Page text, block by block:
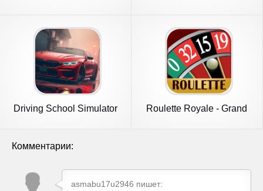
Driving School Simulator
Roulette Royale - Grand
Комментарии:
asmabu17u2946 пишет: